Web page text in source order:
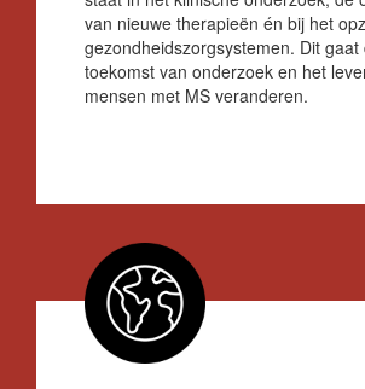
van nieuwe therapieën én bij het
gezondheidszorgsystemen. Dit gaat
toekomst van onderzoek en het
mensen met MS veranderen.